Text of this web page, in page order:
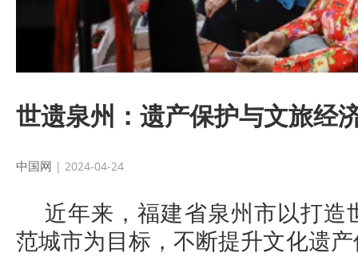
世遗泉州：遗产保护与文旅经
中国网 | 2024-04-24
近年来，福建省泉州市以打造
范城市为目标，不断提升文化遗